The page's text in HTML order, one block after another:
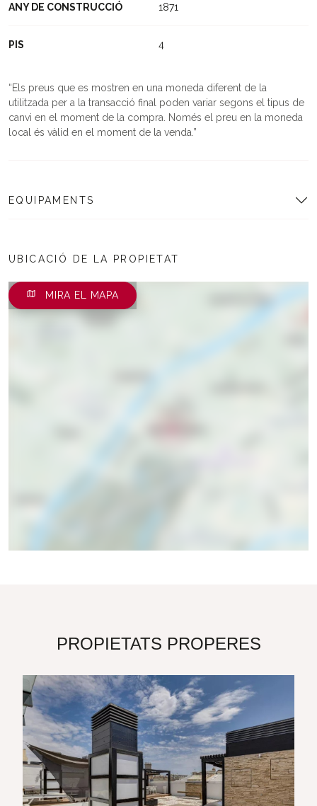
ANY DE CONSTRUCCIÓ 1871
PIS 4
Els preus que es mostren en una moneda diferent de la
utilitzada per a la transacció final poden variar segons el tipus de
canvi en el moment de la compra. Només el preu en la moneda
local és vàlid en el moment de la venda.
EQUIPAMENTS
UBICACIÓ DE LA PROPIETAT
MIRA EL MAPA
PROPIETATS PROPERES